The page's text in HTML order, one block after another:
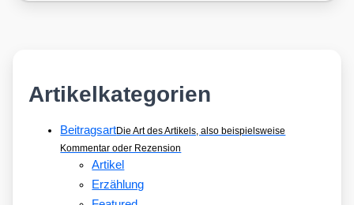
Artikelkategorien
BeitragsartDie Art des Artikels, also beispielsweise
Kommentar oder Rezension
Artikel
Erzählung